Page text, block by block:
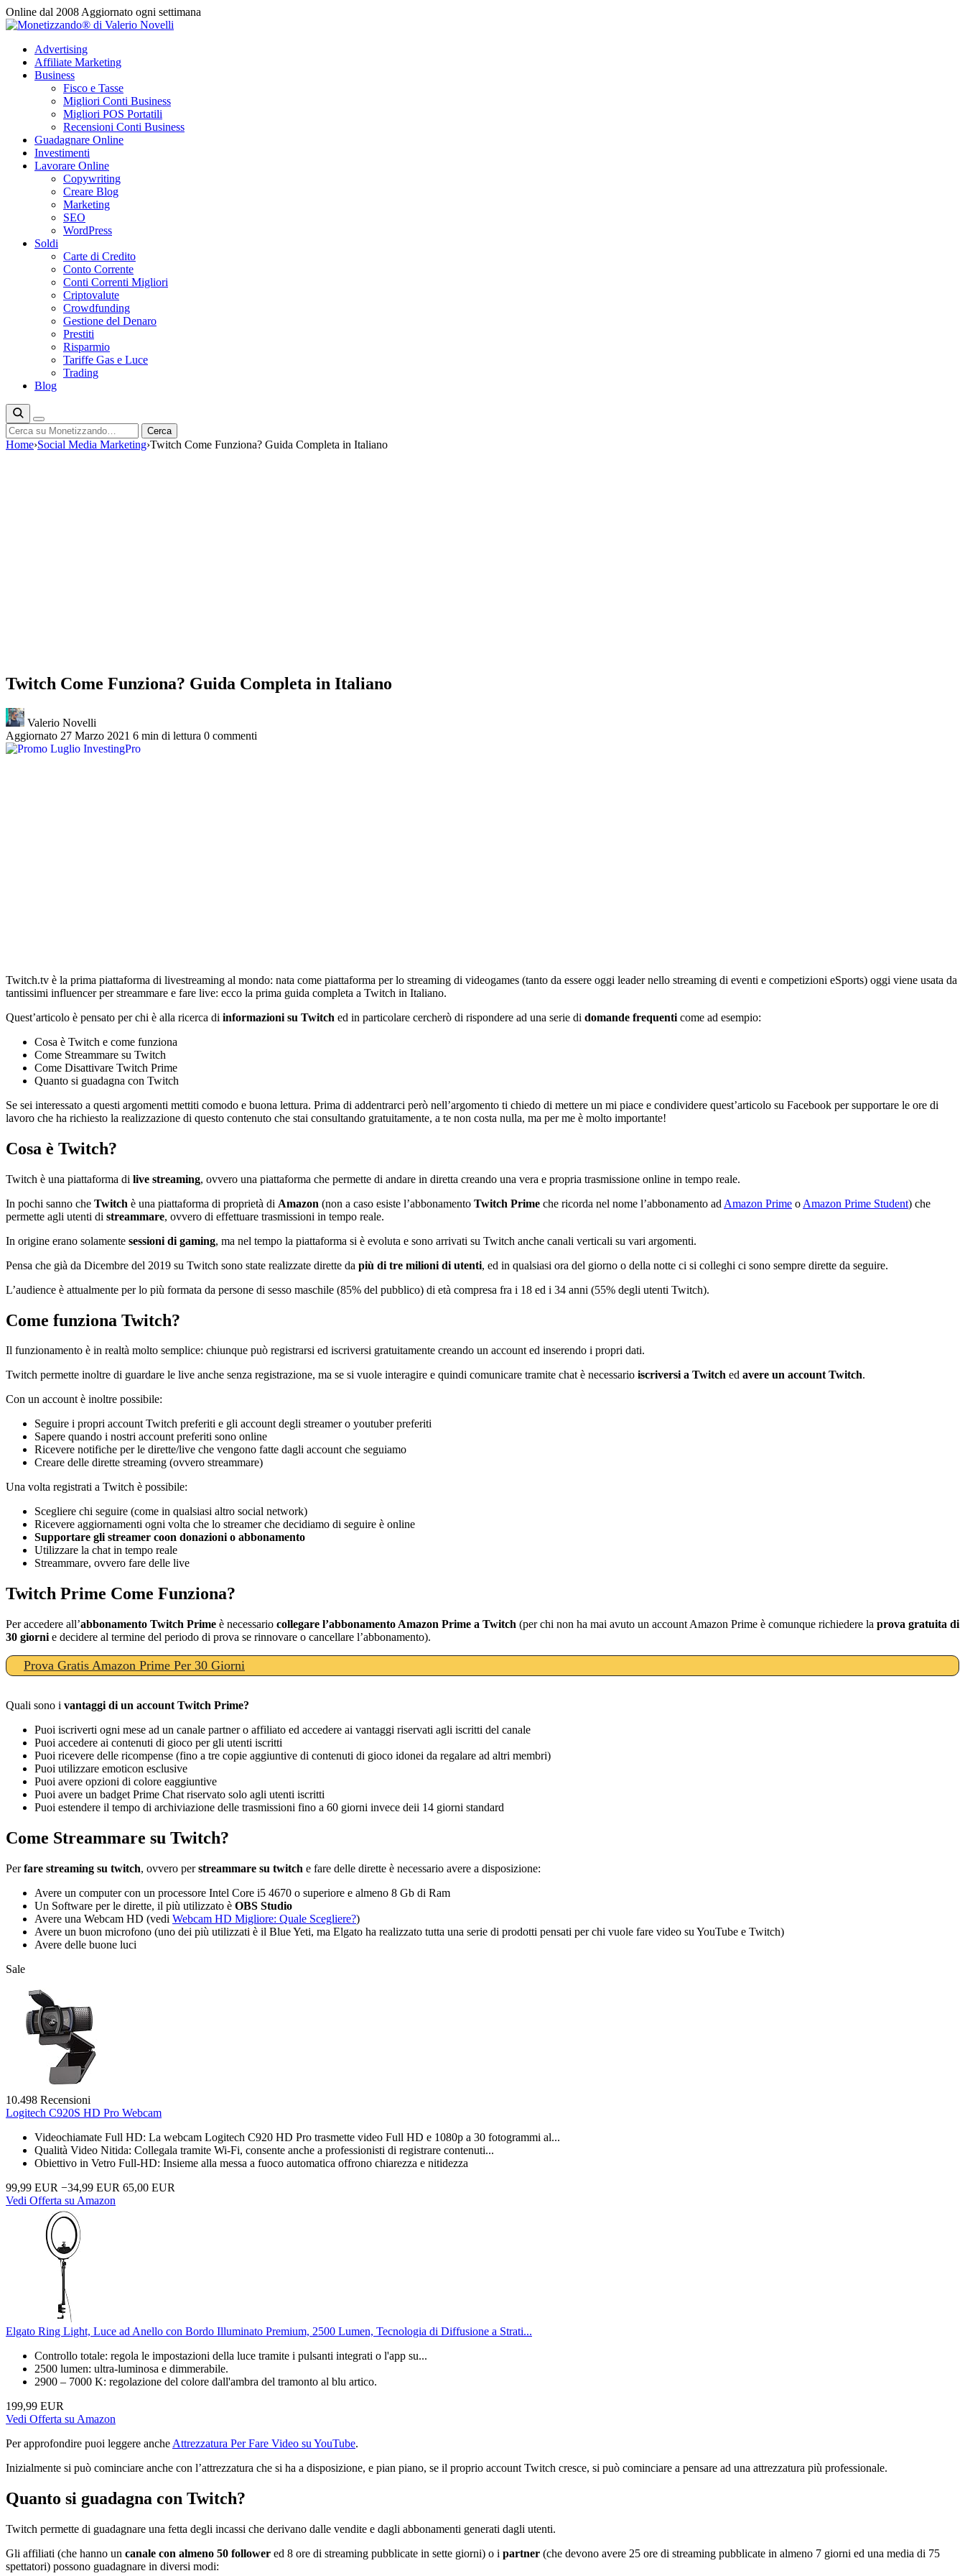
Vai
al
Online dal 2008 Aggiornato ogni settimana
Advertising
Affiliate Marketing
Business
Fisco e Tasse
Migliori Conti Business
Migliori POS Portatili
Recensioni Conti Business
Guadagnare Online
Investimenti
Lavorare Online
Copywriting
Creare Blog
Marketing
SEO
WordPress
Soldi
Carte di Credito
Conto Corrente
Conti Correnti Migliori
Criptovalute
Crowdfunding
Gestione del Denaro
Prestiti
Risparmio
Tariffe Gas e Luce
Trading
Blog
Cerca Cerca
Home›Social Media Marketing›Twitch Come Funziona? Guida Completa in Italiano
Twitch Come Funziona? Guida Completa in Italiano
Valerio Novelli
Aggiornato 27 Marzo 2021 6 min di lettura 0 commenti
Twitch.tv è la prima piattaforma di livestreaming al mondo: nata come piattaforma per lo streaming di videogames (tanto da essere oggi leader nello streaming di eventi e competizioni eSports) oggi viene usata da
tantissimi influencer per streammare e fare live: ecco la prima guida completa a Twitch in Italiano.
Quest’articolo è pensato per chi è alla ricerca di informazioni su Twitch ed in particolare cercherò di rispondere ad una serie di domande frequenti come ad esempio:
Cosa è Twitch e come funziona
Come Streammare su Twitch
Come Disattivare Twitch Prime
Quanto si guadagna con Twitch
Se sei interessato a questi argomenti mettiti comodo e buona lettura. Prima di addentrarci però nell’argomento ti chiedo di mettere un mi piace e condividere quest’articolo su Facebook per supportare le ore di
lavoro che ha richiesto la realizzazione di questo contenuto che stai consultando gratuitamente, a te non costa nulla, ma per me è molto importante!
Cosa è Twitch?
Twitch è una piattaforma di live streaming, ovvero una piattaforma che permette di andare in diretta creando una vera e propria trasmissione online in tempo reale.
In pochi sanno che Twitch è una piattaforma di proprietà di Amazon (non a caso esiste l’abbonamento Twitch Prime che ricorda nel nome l’abbonamento ad Amazon Prime o Amazon Prime Student) che
permette agli utenti di streammare, ovvero di effettuare trasmissioni in tempo reale.
In origine erano solamente sessioni di gaming, ma nel tempo la piattaforma si è evoluta e sono arrivati su Twitch anche canali verticali su vari argomenti.
Pensa che già da Dicembre del 2019 su Twitch sono state realizzate dirette da più di tre milioni di utenti, ed in qualsiasi ora del giorno o della notte ci si colleghi ci sono sempre dirette da seguire.
L’audience è attualmente per lo più formata da persone di sesso maschile (85% del pubblico) di età compresa fra i 18 ed i 34 anni (55% degli utenti Twitch).
Come funziona Twitch?
Il funzionamento è in realtà molto semplice: chiunque può registrarsi ed iscriversi gratuitamente creando un account ed inserendo i propri dati.
Twitch permette inoltre di guardare le live anche senza registrazione, ma se si vuole interagire e quindi comunicare tramite chat è necessario iscriversi a Twitch ed avere un account Twitch.
Con un account è inoltre possibile:
Seguire i propri account Twitch preferiti e gli account degli streamer o youtuber preferiti
Sapere quando i nostri account preferiti sono online
Ricevere notifiche per le dirette/live che vengono fatte dagli account che seguiamo
Creare delle dirette streaming (ovvero streammare)
Una volta registrati a Twitch è possibile:
Scegliere chi seguire (come in qualsiasi altro social network)
Ricevere aggiornamenti ogni volta che lo streamer che decidiamo di seguire è online
Supportare gli streamer coon donazioni o abbonamento
Utilizzare la chat in tempo reale
Streammare, ovvero fare delle live
Twitch Prime Come Funziona?
Per accedere all’abbonamento Twitch Prime è necessario collegare l’abbonamento Amazon Prime a Twitch (per chi non ha mai avuto un account Amazon Prime è comunque richiedere la prova gratuita di
30 giorni e decidere al termine del periodo di prova se rinnovare o cancellare l’abbonamento).
Prova Gratis Amazon Prime Per 30 Giorni
Quali sono i vantaggi di un account Twitch Prime?
Puoi iscriverti ogni mese ad un canale partner o affiliato ed accedere ai vantaggi riservati agli iscritti del canale
Puoi accedere ai contenuti di gioco per gli utenti iscritti
Puoi ricevere delle ricompense (fino a tre copie aggiuntive di contenuti di gioco idonei da regalare ad altri membri)
Puoi utilizzare emoticon esclusive
Puoi avere opzioni di colore eaggiuntive
Puoi avere un badget Prime Chat riservato solo agli utenti iscritti
Puoi estendere il tempo di archiviazione delle trasmissioni fino a 60 giorni invece deii 14 giorni standard
Come Streammare su Twitch?
Perfare streaming su twitch, ovvero perstreammare su twitch e fare delle dirette è necessario avere a disposizione:
Avere un computer con un processore Intel Core i5 4670 o superiore e almeno 8 Gb di Ram
Un Software per le dirette, il più utilizzato è OBS Studio
Avere una Webcam HD (vedi Webcam HD Migliore: Quale Scegliere?)
Avere un buon microfono (uno dei più utilizzati è il Blue Yeti, ma Elgato ha realizzato tutta una serie di prodotti pensati per chi vuole fare video su YouTube e Twitch)
Avere delle buone luci
Sale
10.498 Recensioni
Logitech C920S HD Pro Webcam
Videochiamate Full HD: La webcam Logitech C920 HD Pro trasmette video Full HD e 1080p a 30 ‎fotogrammi al...
Qualità Video Nitida: Collegala tramite Wi-Fi, consente anche a ‎professionisti di registrare contenuti...
Obiettivo in Vetro Full-HD: Insieme alla messa a fuoco automatica offrono chiarezza e nitidezza
99,99 EUR −34,99 EUR 65,00 EUR
Vedi Offerta su Amazon
Elgato Ring Light, Luce ad Anello con Bordo Illuminato Premium, 2500 Lumen, Tecnologia di Diffusione a Strati...
Controllo totale: regola le impostazioni della luce tramite i pulsanti integrati o l'app su...
2500 lumen: ultra-luminosa e dimmerabile.
2900 – 7000 K: regolazione del colore dall'ambra del tramonto al blu artico.
199,99 EUR
Vedi Offerta su Amazon
Per approfondire puoi leggere anche Attrezzatura Per Fare Video su YouTube.
Inizialmente si può cominciare anche con l’attrezzatura che si ha a disposizione, e pian piano, se il proprio account Twitch cresce, si può cominciare a pensare ad una attrezzatura più professionale.
Quanto si guadagna con Twitch?
Twitch permette di guadagnare una fetta degli incassi che derivano dalle vendite e dagli abbonamenti generati dagli utenti.
Gli affiliati (che hanno un canale con almeno 50 follower ed 8 ore di streaming pubblicate in sette giorni) o i partner (che devono avere 25 ore di streaming pubblicate in almeno 7 giorni ed una media di 75
spettatori) possono guadagnare in diversi modi: